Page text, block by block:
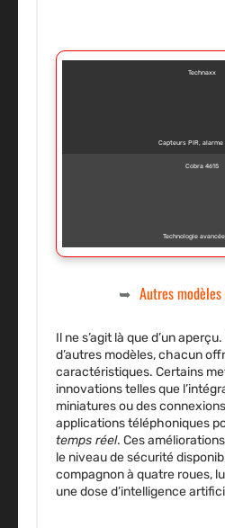
Technaxx
Capteurs PIR, alarme
Cobra 4615
Technologie avancée
Autres
Il ne s’agit là que d’un
d’autres modèles, chacun
caractéristiques. Certains
innovations telles que
miniatures ou des
applications téléphoniques
temps réel. Ces
le niveau de sécurité
compagnon à quatre roues,
une dose d’intelligence